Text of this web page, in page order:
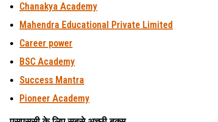
Chanakya Academy
Mahendra Educational Private Limited
Career power
BSC Academy
Success Mantra
Pioneer Academy